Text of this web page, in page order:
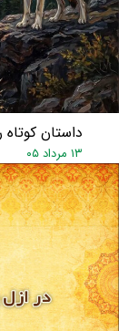
★★
داستان
۱۳ مرداد ۰۵